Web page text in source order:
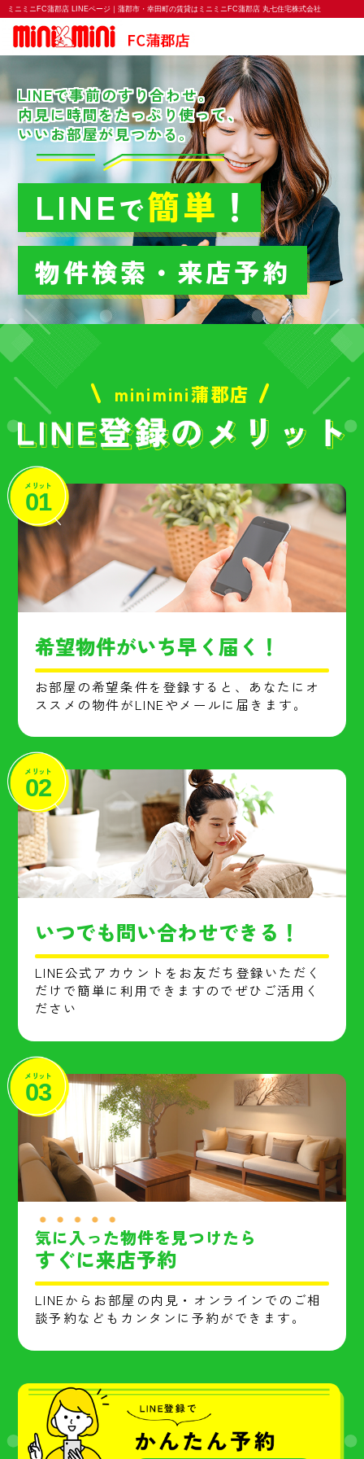
ミニミニFC蒲郡店 LINEページ｜蒲郡市・幸田町の賃貸はミニミニFC蒲郡店 丸七住宅株式会社
LINEで事前のすり合わせ。
内見に時間をたっぷり使って、
いいお部屋が見つかる。
LINEで簡単 ！
物件検索・来店予約
minimini蒲郡店
メリット
01
希望物件がいち早く届く！
お部屋の希望条件を登録すると、あなたにオ
ススメの物件がLINEやメールに届きます。
メリット
02
いつでも問い合わせできる！
LINE公式アカウントをお友だち登録いただく
だけで簡単に利用できますのでぜひご活用く
ださい
メリット
03
気に入った物件を見つけたら
すぐに来店予約
LINEからお部屋の内見・オンラインでのご相
談予約などもカンタンに予約ができます。